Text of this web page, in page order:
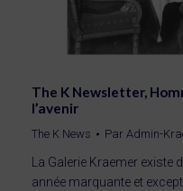
The K Newsletter,
l’avenir
The K News Par Admin-
La Galerie Kraemer
année marquante et